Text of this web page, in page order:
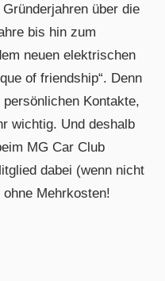
über die
bis hin zum
neuen elektrischen
of friendship“. Denn
Kontakte,
wichtig. Und deshalb
MG Car Club
dabei (wenn nicht
Mehrkosten!